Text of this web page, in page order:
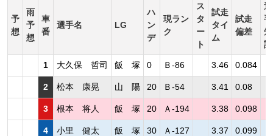
予
想
雨
予
想
車
番
選手名 LG
ハ
ン
デ
現ラン
ク
ス
タ
ー
ト
試走
タイ
ム
試走
偏差
選
手
短
評
1 大久保 哲司 飯 塚 0 Ｂ-86 3.46 0.084
2 松本 康晃 山 陽 20 Ｂ-54 3.41 0.08
3 根本 将人 飯 塚 20 Ａ-194 3.38 0.098
4 小里 健太 飯 塚 30 Ａ-127 3.37 0.099